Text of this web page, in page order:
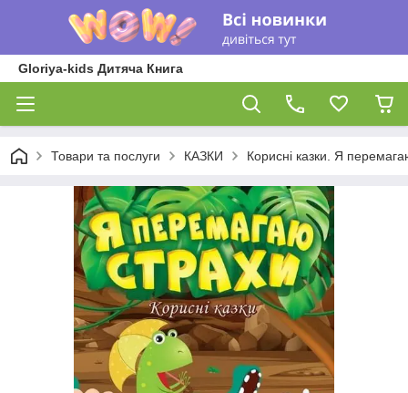
Gloriya-kids Дитяча Книга
Товари та послуги КАЗКИ Корисні казки. Я